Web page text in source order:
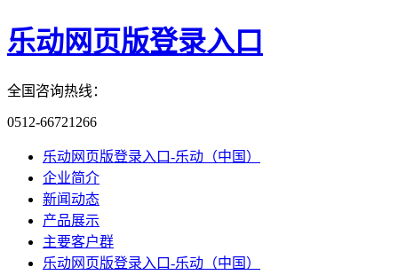
乐动网页版登录入口
全国咨询热线：
0512-66721266
乐动网页版登录入口-乐动（中国）
企业简介
新闻动态
产品展示
主要客户群
乐动网页版登录入口-乐动（中国）